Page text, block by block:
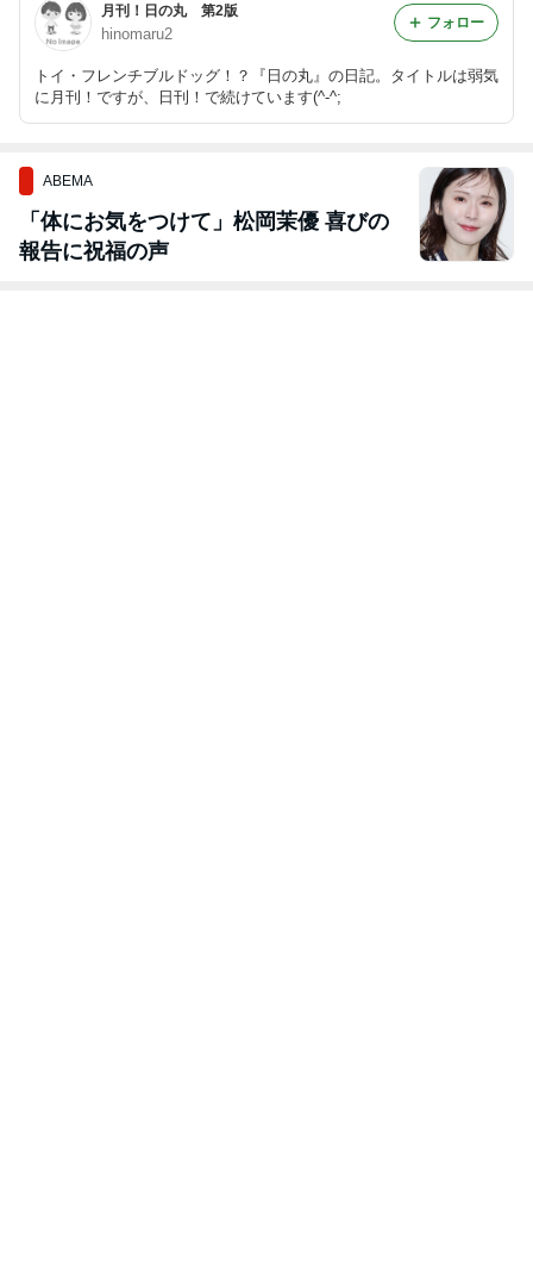
月刊！日の丸 第2版
hinomaru2
トイ・フレンチブルドッグ！？『日の丸』の日記。タイトルは弱気
に月刊！ですが、日刊！で続けています(^-^;
フォロー
ABEMA
「体にお気をつけて」松岡茉優 喜びの
報告に祝福の声